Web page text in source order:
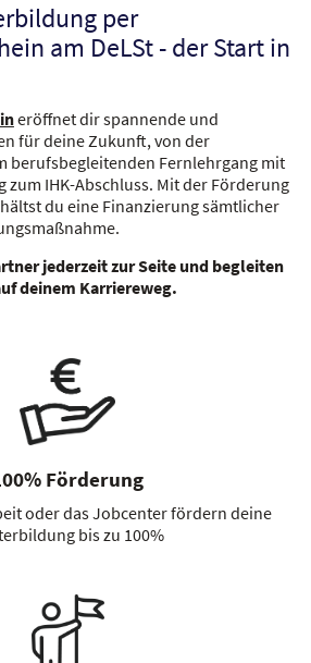
per
am DeLSt - der Start in
eröffnet dir spannende und
für deine Zukunft, von der
berufsbegleitenden Fernlehrgang mit
IHK-Abschluss. Mit der Förderung
du eine Finanzierung sämtlicher
jederzeit zur Seite und begleiten
deinem Karriereweg.
Förderung
oder das Jobcenter fördern deine
bis zu 100%